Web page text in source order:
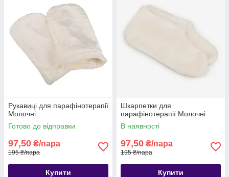
Рукавиці для парафінотерапії
Молочні
Готово до відправки
97,50 ₴/пара
195 ₴/пара
Купити
Шкарпетки для
парафінотерапії Молочні
В наявності
97,50 ₴/пара
195 ₴/пара
Купити